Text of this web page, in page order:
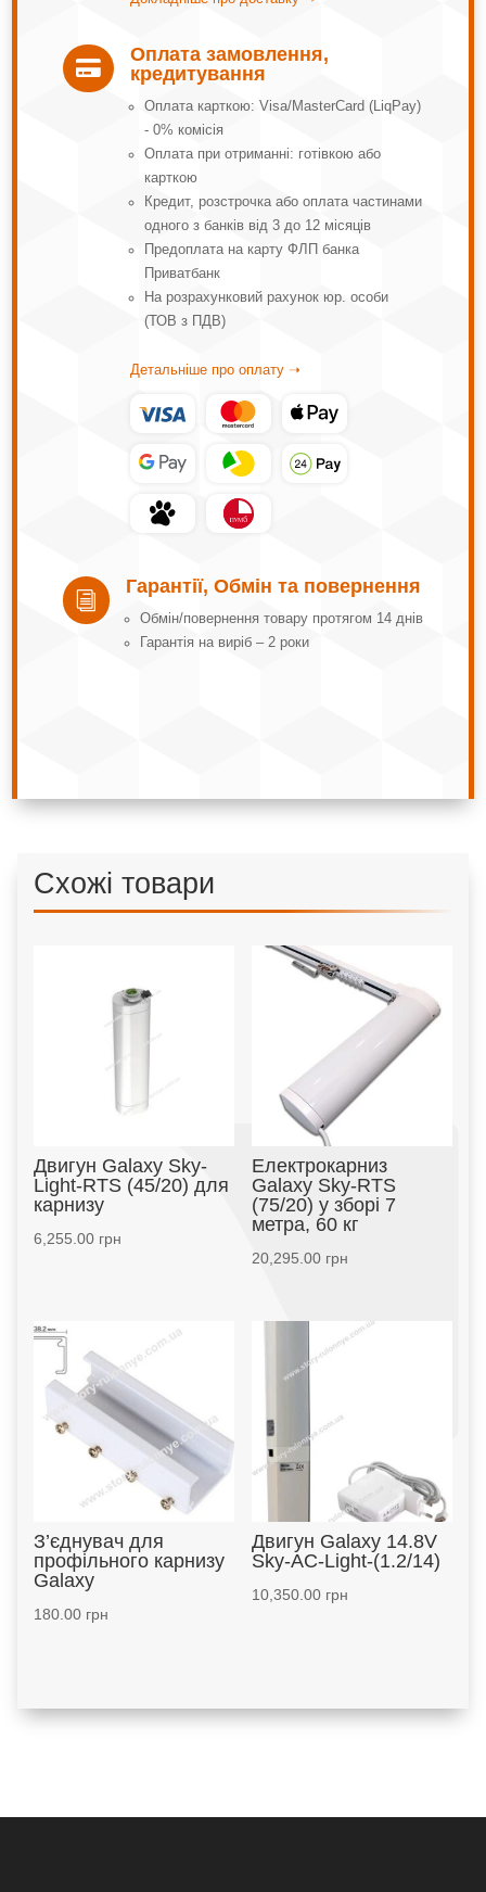

Оплата замовлення,
кредитування
Оплата карткою: Visa/MasterCard (LiqPay)
- 0% комісія
Оплата при отриманні: готівкою або
карткою
Кредит, розстрочка або оплата частинами
одного з банків від 3 до 12 місяців
Предоплата на карту ФЛП банка
Приватбанк
На розрахунковий рахунок юр. особи
(ТОВ з ПДВ)
Детальніше про оплату ➝
i
Гарантії, Обмін та повернення
Обмін/повернення товару протягом 14 днів
Гарантія на виріб – 2 роки
Схожі товари
Двигун Galaxy Sky-
Light-RTS (45/20) для
карнизу
6,255.00грн
Електрокарниз
Galaxy Sky-RTS
(75/20) у зборі 7
метра, 60 кг
20,295.00грн
З’єднувач для
профільного карнизу
Galaxy
180.00грн
Двигун Galaxy 14.8V
Sky-AC-Light-(1.2/14)
10,350.00грн